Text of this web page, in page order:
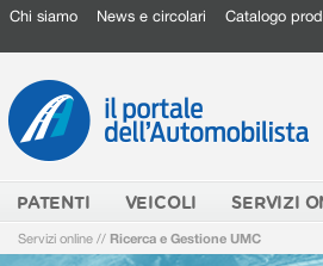
Chi siamo News e circolari Catalogo
PATENTI VEICOLI SERVIZI
Servizi online // Ricerca e Gestione UMC